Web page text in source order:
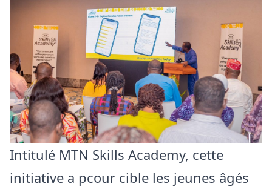
Intitulé MTN Skills Academy, cette
initiative a pcour cible les jeunes âgés